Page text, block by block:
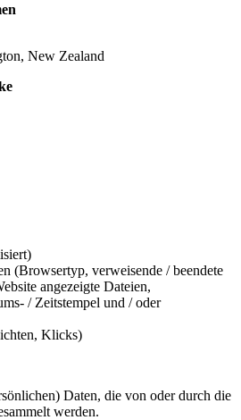
New Zealand
(Browsertyp, verweisende / beendete
angezeigte Dateien,
/ Zeitstempel und / oder
Klicks)
Daten, die von oder durch die
werden.